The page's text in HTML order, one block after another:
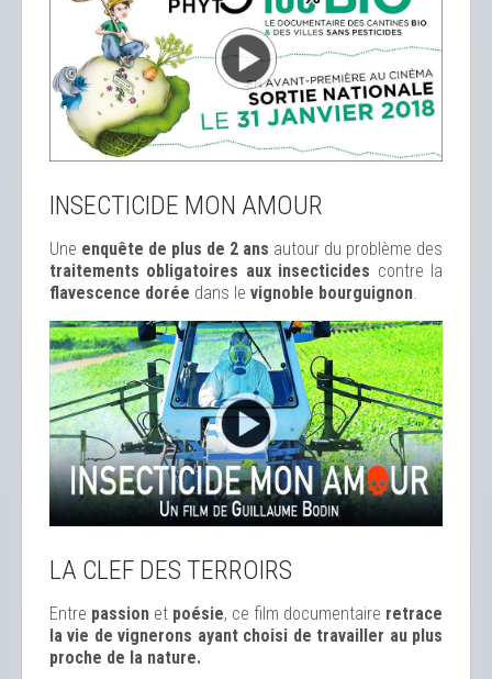
INSECTICIDE MON AMOUR
Une enquête de plus de 2 ans autour du problème des
traitements obligatoires aux insecticides contre la
flavescence dorée dans le vignoble bourguignon.
LA CLEF DES TERROIRS
Entre passion et poésie, ce film documentaire retrace
la vie de vignerons ayant choisi de travailler au plus
proche de la nature.